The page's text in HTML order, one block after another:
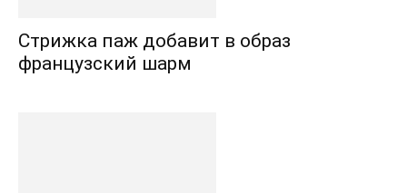
Стрижка паж добавит в образ
французский шарм